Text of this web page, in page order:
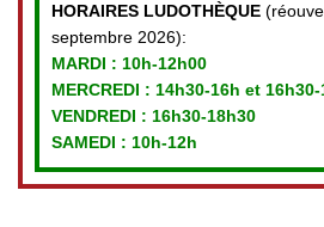
HORAIRES LUDOTHÈQUE
septembre 2026):
MARDI : 10h-12h00
MERCREDI : 14h30-16h et 16h30-
VENDREDI : 16h30-18h30
SAMEDI : 10h-12h